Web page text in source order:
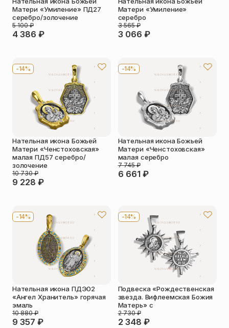
Матери «Умиление» ПД27
серебро/золочение
4 386 ₽
5 100₽
Матери «Умиление»
серебро
3 066 ₽
3 565₽
-14%
Нательная икона Божьей
Матери «Ченстоховская»
малая ПД57 серебро/
золочение
9 228 ₽
10 730₽
-14%
Нательная икона Божьей
Матери «Ченстоховская»
малая серебро
6 661 ₽
7 745₽
-14%
Нательная икона ПДЭ02
«Ангел Хранитель» горячая
эмаль
9 357 ₽
10 880₽
-14%
Подвеска «Рождественская
звезда. Вифлеемская Божия
Матерь» с
2 348 ₽
2 730₽